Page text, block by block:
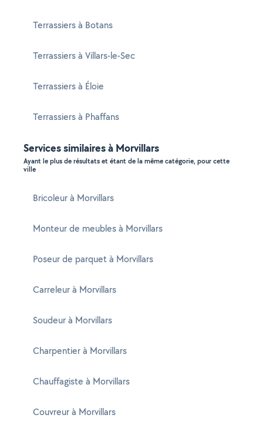
Terrassiers à Botans
Terrassiers à Villars-le-Sec
Terrassiers à Éloie
Terrassiers à Phaffans
Services similaires à Morvillars
Ayant le plus de résultats et étant de la même catégorie, pour cette
ville
Bricoleur à Morvillars
Monteur de meubles à Morvillars
Poseur de parquet à Morvillars
Carreleur à Morvillars
Soudeur à Morvillars
Charpentier à Morvillars
Chauffagiste à Morvillars
Couvreur à Morvillars